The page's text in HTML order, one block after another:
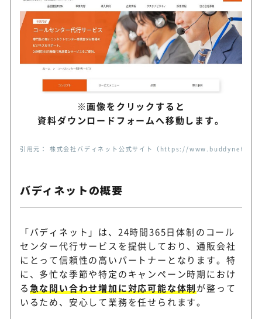
ベルシステム24
バックオフィス業務などの柔
ス体制
ネオキャリア
センター代行実績
電話代行サービス（電
社）
築
ウィルオブ・ワーク
最短2週間で体制構築！オペ
アップセルテクノロジ
ィーズ
アウトバウンド業務に圧倒的
※画像をクリックすると
資料ダウンロードフォームへ移動します。
引用元： 株式会社バディネット公式サイト（https://
バディネットの概要
「バディネット」は、24時間365日体制のコール
センター代行サービスを提供しており、通販会社
にとって信頼性の高いパートナーとなります。特
に、多忙な季節や特定のキャンペーン時期におけ
る急な問い合わせ増加に対応可能な体制が整って
いるため、安心して業務を任せられます。